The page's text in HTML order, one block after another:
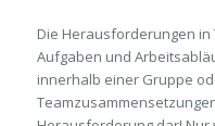
Die Herausforderungen in
Aufgaben und
innerhalb einer Gruppe